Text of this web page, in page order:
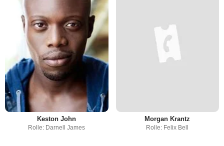
Keston John
Rolle: Darnell James
Morgan Krantz
Rolle: Felix Bell